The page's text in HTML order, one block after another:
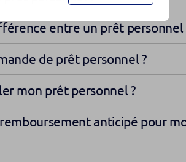
entre un prêt
de prêt personnel ?
mon prêt personnel ?
anticipé pour